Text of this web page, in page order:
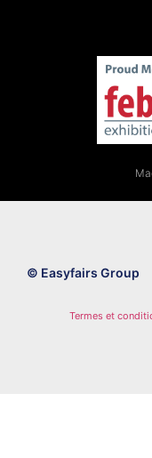
© Easyfairs Group
Termes et